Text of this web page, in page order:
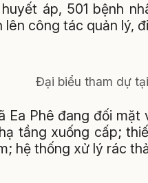
áp, 501 bệnh
công tác quản lý,
Đại biểu tham dự
Ea Phê đang đối
tầng xuống cấp;
hệ thống xử lý rác